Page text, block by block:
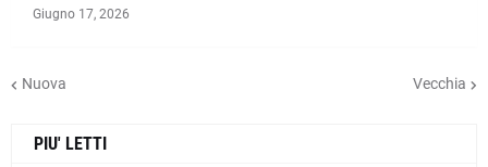
Giugno 17, 2026
Nuova Vecchia
PIU' LETTI